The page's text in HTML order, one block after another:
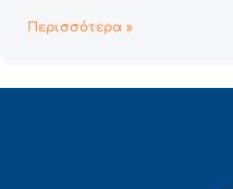
Περισσότερα »